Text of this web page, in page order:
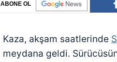
ABONE OL
Kaza, akşam saatlerinde
meydana geldi.